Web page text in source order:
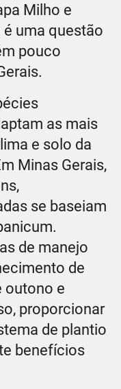
Milho e
uma questão
pouco
as mais
e solo da
Minas Gerais,
se baseiam
de manejo
de
outono e
proporcionar
de plantio
benefícios